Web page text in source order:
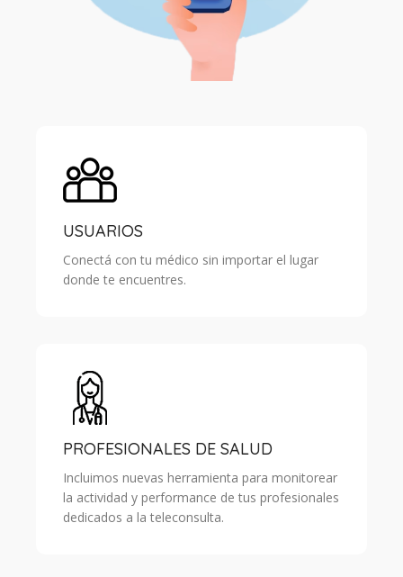
USUARIOS
Conectá con tu médico sin importar el lugar
donde te encuentres.
PROFESIONALES DE SALUD
Incluimos nuevas herramienta para monitorear
la actividad y performance de tus profesionales
dedicados a la teleconsulta.